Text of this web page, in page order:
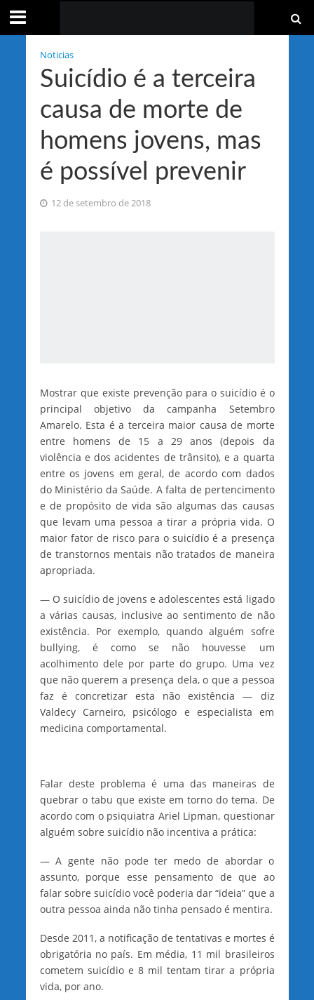
Noticias
Suicídio é a terceira
causa de morte de
homens jovens, mas
é possível prevenir
12 de setembro de 2018
Mostrar que existe prevenção para o suicídio é o
principal objetivo da campanha Setembro
Amarelo. Esta é a terceira maior causa de morte
entre homens de 15 a 29 anos (depois da
violência e dos acidentes de trânsito), e a quarta
entre os jovens em geral, de acordo com dados
do Ministério da Saúde. A falta de pertencimento
e de propósito de vida são algumas das causas
que levam uma pessoa a tirar a própria vida. O
maior fator de risco para o suicídio é a presença
de transtornos mentais não tratados de maneira
apropriada.
— O suicídio de jovens e adolescentes está ligado
a várias causas, inclusive ao sentimento de não
existência. Por exemplo, quando alguém sofre
bullying, é como se não houvesse um
acolhimento dele por parte do grupo. Uma vez
que não querem a presença dela, o que a pessoa
faz é concretizar esta não existência — diz
Valdecy Carneiro, psicólogo e especialista em
medicina comportamental.
Falar deste problema é uma das maneiras de
quebrar o tabu que existe em torno do tema. De
acordo com o psiquiatra Ariel Lipman, questionar
alguém sobre suicídio não incentiva a prática:
— A gente não pode ter medo de abordar o
assunto, porque esse pensamento de que ao
falar sobre suicídio você poderia dar “ideia” que a
outra pessoa ainda não tinha pensado é mentira.
Desde 2011, a notificação de tentativas e mortes é
obrigatória no país. Em média, 11 mil brasileiros
cometem suicídio e 8 mil tentam tirar a própria
vida, por ano.